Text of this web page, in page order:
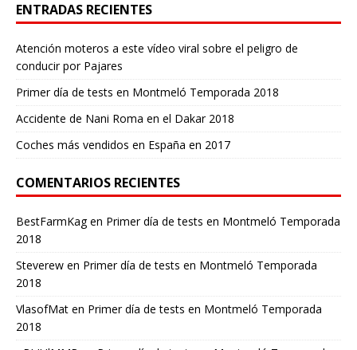
ENTRADAS RECIENTES
Atención moteros a este vídeo viral sobre el peligro de
conducir por Pajares
Primer día de tests en Montmeló Temporada 2018
Accidente de Nani Roma en el Dakar 2018
Coches más vendidos en España en 2017
COMENTARIOS RECIENTES
BestFarmKagen Primer día de tests en Montmeló Temporada
2018
Steverew en Primer día de tests en Montmeló Temporada
2018
VlasofMat en Primer día de tests en Montmeló Temporada
2018